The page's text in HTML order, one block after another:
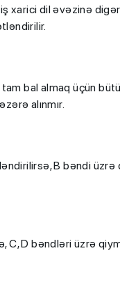
xarici dil əvəzinə
bal almaq üçün
alınmır.
B bəndi
C, D bəndləri üzrə